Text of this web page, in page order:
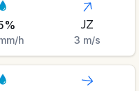
%
h
JZ
3 m/s